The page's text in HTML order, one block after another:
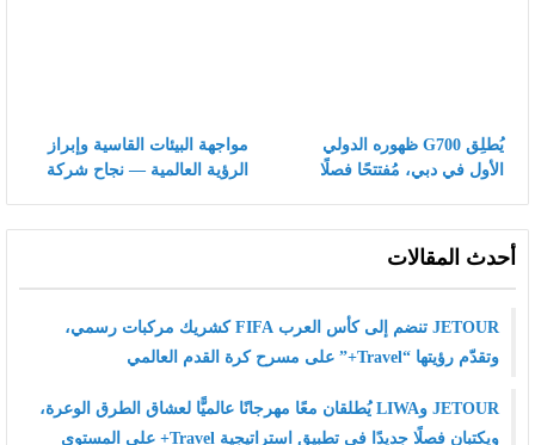
يُطلِق G700 ظهوره الدولي
الأول في دبي، مُفتتحًا فصلًا
للطرق الوعرة
مواجهة البيئات القاسية وإبراز
الرؤية العالمية — نجاح شركة
أحدث المقالات
JETOUR تنضم إلى كأس العرب FIFA كشريك مركبات رسمي،
وتقدّم رؤيتها “Travel+” على مسرح كرة القدم العالمي
JETOUR وLIWA يُطلقان معًا مهرجانًا عالميًّا لعشاق الطرق الوعرة،
ويكتبان فصلًا جديدًا في تطبيق استراتيجية Travel+ على المستوى